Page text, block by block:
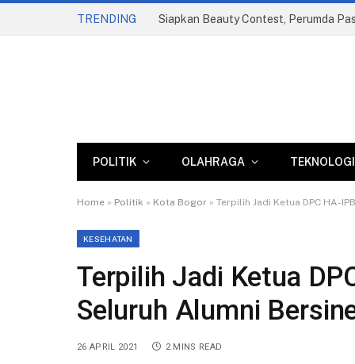
TRENDING
POLITIK OLAHRAGA TEKNOLOGI
Home » Politik » Kota Bogor » Terpilih Jadi Ketua DPC HA-
KESEHATAN
Terpilih Jadi Ketua
Seluruh Alumni
26 APRIL 2021 2 MINS READ